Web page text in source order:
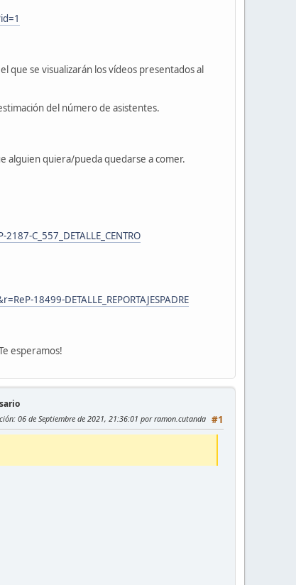
que se visualizarán los vídeos presentados al
del número de asistentes.
alguien quiera/pueda quedarse a comer.
C_557_DETALLE_CENTRO
18499-DETALLE_REPORTAJESPADRE
esperamos!
#1
: 06 de Septiembre de 2021, 21:36:01 por ramon.cutanda